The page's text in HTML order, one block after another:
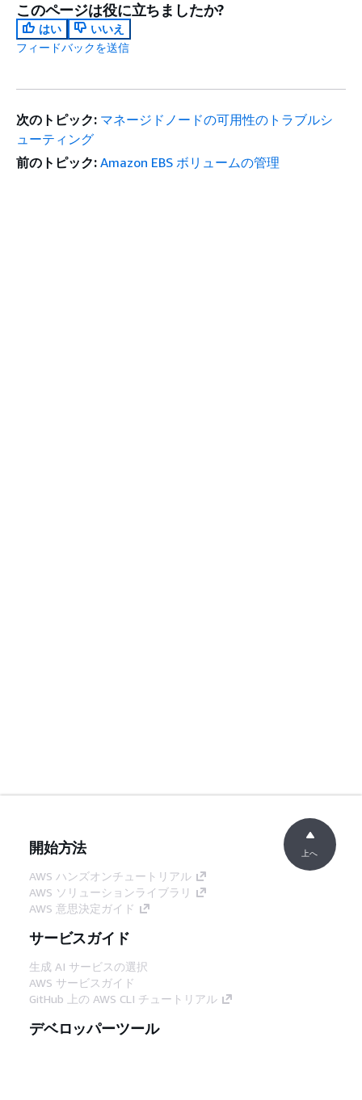
このページは役に立ちましたか?
はい
いいえ
フィードバックを送信
次のトピック: マネージドノードの可用性のトラブルシ
ューティング
前のトピック: Amazon EBS ボリュームの管理
開始方法
AWS ハンズオンチュートリアル
AWS ソリューションライブラリ
AWS 意思決定ガイド
サービスガイド
生成 AI サービスの選択
AWS サービスガイド
GitHub 上の AWS CLI チュートリアル
デベロッパーツール
上へ